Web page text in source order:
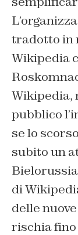
tradotto in
Wikipedia
Wikipedia,
pubblico
se lo
subito un
di
delle
rischia fino